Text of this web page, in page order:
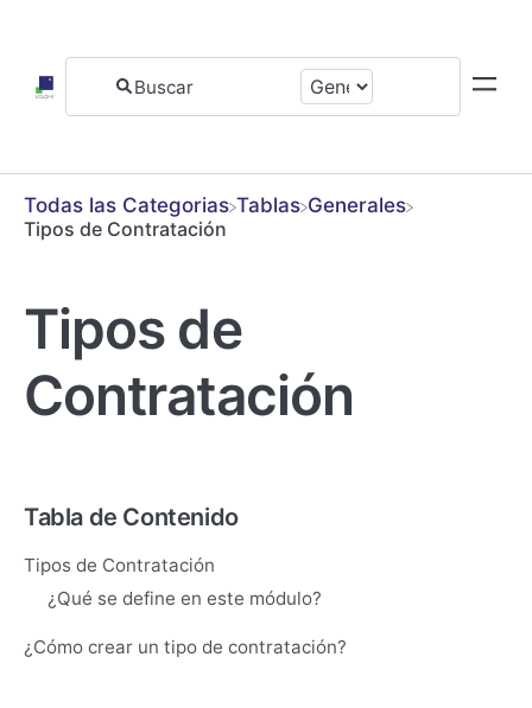
Todas las Categorias ​Tablas ​Generales
Tipos de Contratación
Tipos de
Contratación
Tabla de Contenido
Tipos de Contratación
¿Qué se define en este módulo?
¿Cómo crear un tipo de contratación?